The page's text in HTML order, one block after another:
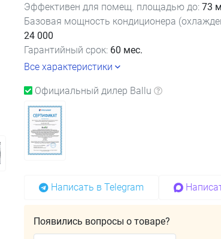
Эффективен для помещ. площадью до: 73
Базовая мощность кондиционера
24 000
Гарантийный срок: 60 мес.
Все характеристики
Официальный дилер Ballu
Написать в Telegram
Появились вопросы о товаре?